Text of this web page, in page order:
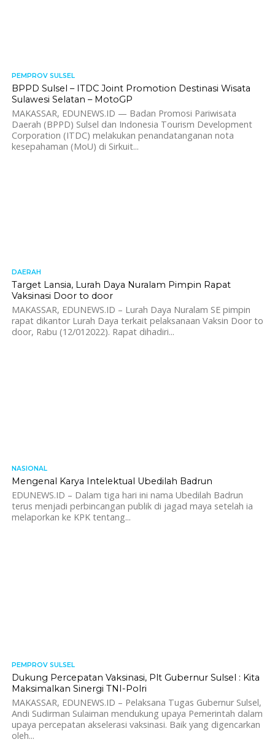
PEMPROV SULSEL
BPPD Sulsel – ITDC Joint Promotion Destinasi Wisata
Sulawesi Selatan – MotoGP
MAKASSAR, EDUNEWS.ID — Badan Promosi Pariwisata
Daerah (BPPD) Sulsel dan Indonesia Tourism Development
Corporation (ITDC) melakukan penandatanganan nota
kesepahaman (MoU) di Sirkuit...
DAERAH
Target Lansia, Lurah Daya Nuralam Pimpin Rapat
Vaksinasi Door to door
MAKASSAR, EDUNEWS.ID – Lurah Daya Nuralam SE pimpin
rapat dikantor Lurah Daya terkait pelaksanaan Vaksin Door to
door, Rabu (12/012022). Rapat dihadiri...
NASIONAL
Mengenal Karya Intelektual Ubedilah Badrun
EDUNEWS.ID – Dalam tiga hari ini nama Ubedilah Badrun
terus menjadi perbincangan publik di jagad maya setelah ia
melaporkan ke KPK tentang...
PEMPROV SULSEL
Dukung Percepatan Vaksinasi, Plt Gubernur Sulsel : Kita
Maksimalkan Sinergi TNI-Polri
MAKASSAR, EDUNEWS.ID – Pelaksana Tugas Gubernur Sulsel,
Andi Sudirman Sulaiman mendukung upaya Pemerintah dalam
upaya percepatan akselerasi vaksinasi. Baik yang digencarkan
oleh...